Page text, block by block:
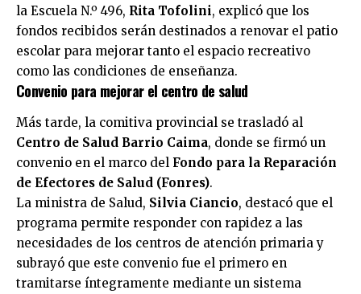
la Escuela N.º 496, Rita Tofolini, explicó que los
fondos recibidos serán destinados a renovar el patio
escolar para mejorar tanto el espacio recreativo
como las condiciones de enseñanza.
Convenio para mejorar el centro de salud
Más tarde, la comitiva provincial se trasladó al
Centro de Salud Barrio Caima, donde se firmó un
convenio en el marco del Fondo para la Reparación
de Efectores de Salud (Fonres).
La ministra de Salud, Silvia Ciancio, destacó que el
programa permite responder con rapidez a las
necesidades de los centros de atención primaria y
subrayó que este convenio fue el primero en
tramitarse íntegramente mediante un sistema